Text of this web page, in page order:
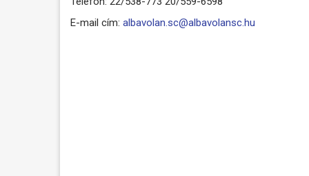
E-mail cím: albavolan.sc@albavolansc.hu